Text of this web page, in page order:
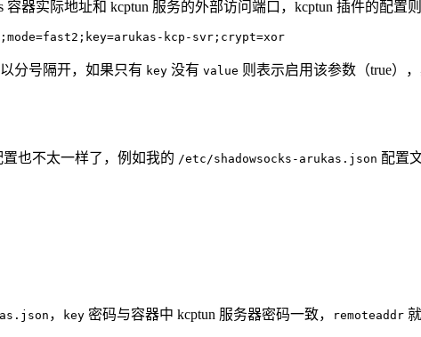
容器实际地址和 kcptun 服务的外部访问端口，kcptun 插件的配置
分号隔开，如果只有 key 没有 value 则表示启用该参数（true）
置也不太一样了，例如我的 /etc/shadowsocks-arukas.json 配置
， key 密码与容器中 kcptun 服务器密码一致， remoteaddr